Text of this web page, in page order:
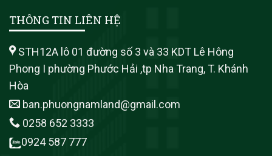
THÔNG TIN LIÊN HỆ
STH12A lô 01 đường số 3 và 33 KDT Lê Hông
Phong I phường Phước Hải ,tp Nha Trang, T. Khánh
Hòa
ban.phuongnamland@gmail.com
0258 652 3333
0924 587 777